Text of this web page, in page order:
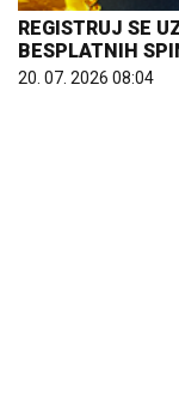
REGISTRUJ SE
BESPLATNIH
20. 07. 2026 08:04